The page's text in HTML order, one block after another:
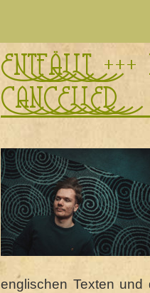
ENTFÄLLT
CANCELLED
englischen Texten und